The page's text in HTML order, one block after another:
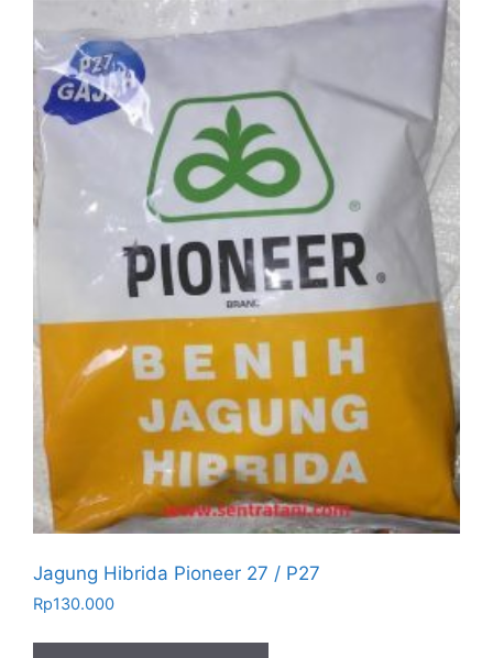
Jagung Hibrida Pioneer 27 / P27
Rp130.000